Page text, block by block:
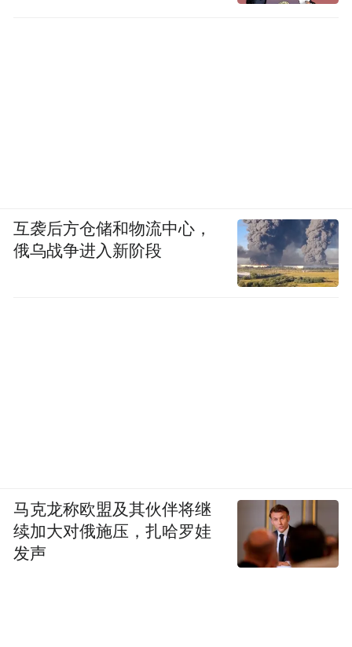
互袭后方仓储和物流中心，
俄乌战争进入新阶段
马克龙称欧盟及其伙伴将继
续加大对俄施压，扎哈罗娃
发声